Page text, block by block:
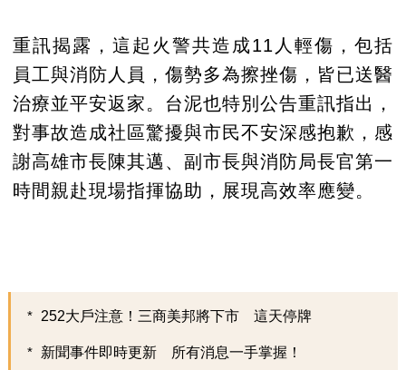
重訊揭露，這起火警共造成11人輕傷，包括
員工與消防人員，傷勢多為擦挫傷，皆已送醫
治療並平安返家。台泥也特別公告重訊指出，
對事故造成社區驚擾與市民不安深感抱歉，感
謝高雄市長陳其邁、副市長與消防局長官第一
時間親赴現場指揮協助，展現高效率應變。
252大戶注意！三商美邦將下市 這天停牌
新聞事件即時更新 所有消息一手掌握！